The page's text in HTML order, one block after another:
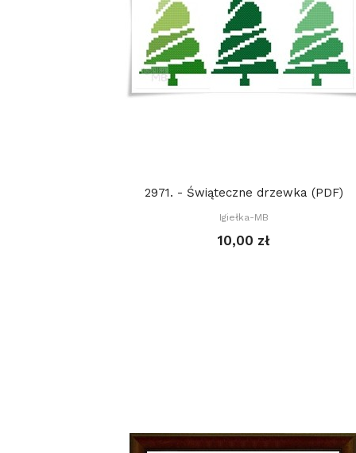
2971. - Świąteczne drzewka (PDF)
Igiełka-MB
10,00 zł